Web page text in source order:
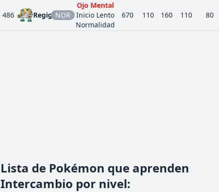
486 Regigigas
NOR
Ojo Mental
Inicio Lento
Normalidad
670 110 160 110 80
Lista de Pokémon que aprenden
Intercambio por nivel: